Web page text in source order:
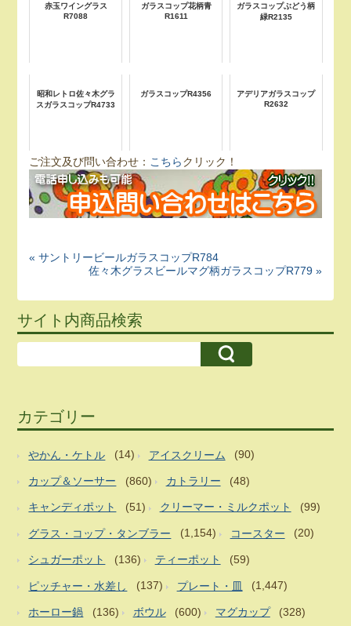
赤玉ワイングラス
R7088
ガラスコップ花柄青
R1611
ガラスコップぶどう柄
緑R2135
昭和レトロ佐々木グラ
スガラスコップR4733
ガラスコップR4356
アデリアガラスコップ
R2632
ご注文及び問い合わせ： こちらクリック！
« サントリービールガラスコップR784
佐々木グラスビールマグ柄ガラスコップR779 »
サイト内商品検索
カテゴリー
やかん・ケトル (14) アイスクリーム (90)
カップ＆ソーサー (860) カトラリー (48)
キャンディポット (51) クリーマー・ミルクポット (99)
グラス・コップ・タンブラー (1,154) コースター (20)
シュガーポット (136) ティーポット (59)
ピッチャー・水差し (137) プレート・皿 (1,447)
ホーロー鍋 (136) ボウル (600) マグカップ (328)